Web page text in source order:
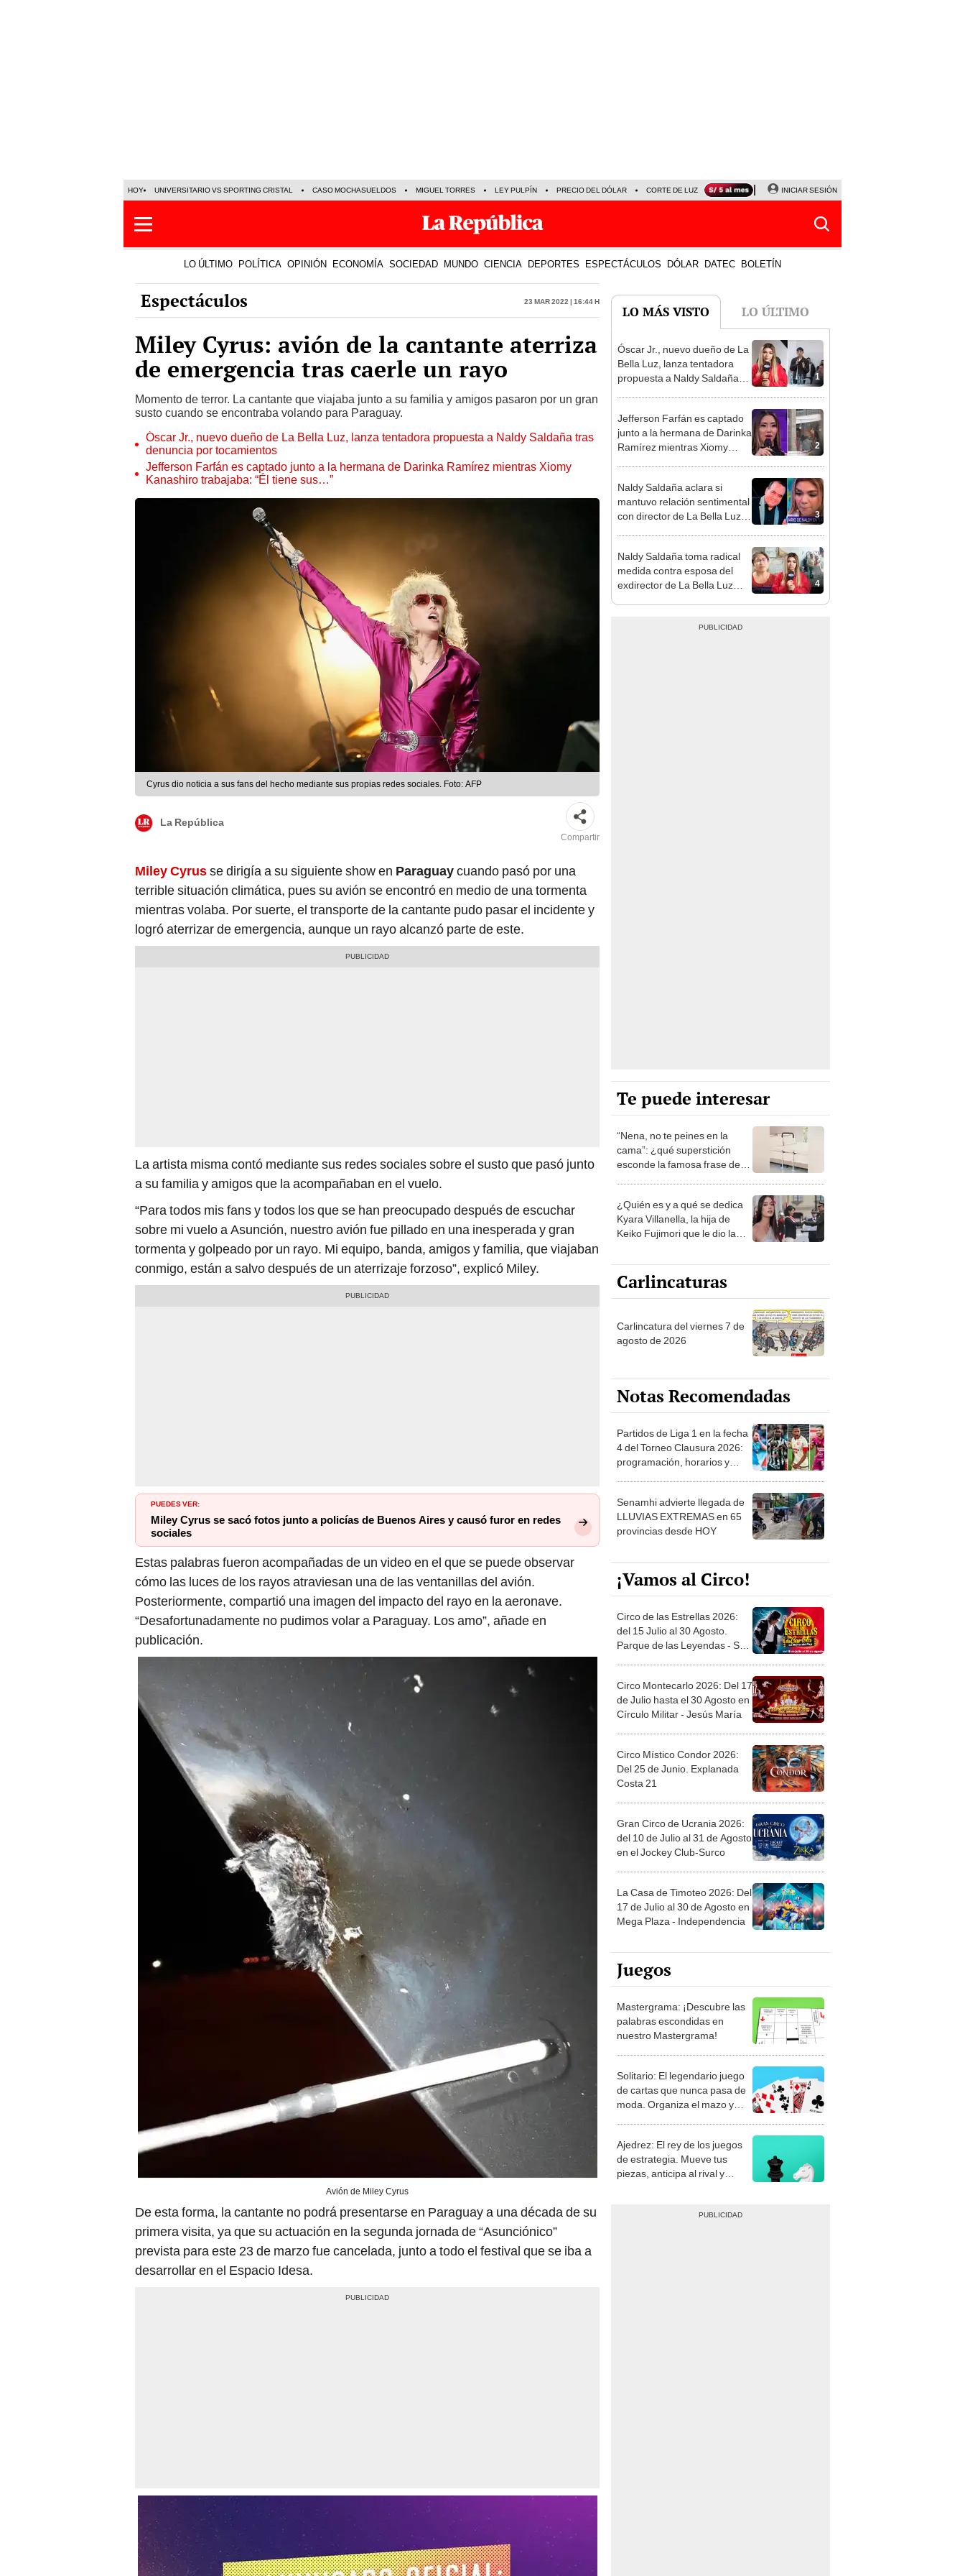
HOY UNIVERSITARIO VS SPORTING CRISTAL CASO MOCHASUELDOS MIGUEL TORRES LEY PULPÍN PRECIO DEL DÓLAR CORTE DE LUZ VIERNES 7 DE AGOSTO ALBERTO BENAVIDES
INICIAR SESIÓN
LO ÚLTIMO POLÍTICA OPINIÓN ECONOMÍA SOCIEDAD MUNDO CIENCIA DEPORTES ESPECTÁCULOS DÓLAR DATEC BOLETÍN
Espectáculos 23 Mar 2022 | 16:44 h
Miley Cyrus: avión de la cantante aterriza
de emergencia tras caerle un rayo
Momento de terror. La cantante que viajaba junto a su familia y amigos pasaron por un gran
susto cuando se encontraba volando para Paraguay.
Óscar Jr., nuevo dueño de La Bella Luz, lanza tentadora propuesta a Naldy Saldaña tras
denuncia por tocamientos
Jefferson Farfán es captado junto a la hermana de Darinka Ramírez mientras Xiomy
Kanashiro trabajaba: “Él tiene sus…”
Cyrus dio noticia a sus fans del hecho mediante sus propias redes sociales. Foto: AFP
La República
Compartir
Miley Cyrusse dirigía a su siguiente show en Paraguaycuando pasó por una
terrible situación climática, pues su avión se encontró en medio de una tormenta
mientras volaba. Por suerte, el transporte de la cantante pudo pasar el incidente y
logró aterrizar de emergencia, aunque un rayo alcanzó parte de este.
La artista misma contó mediante sus redes sociales sobre el susto que pasó junto
a su familia y amigos que la acompañaban en el vuelo.
“Para todos mis fans y todos los que se han preocupado después de escuchar
sobre mi vuelo a Asunción, nuestro avión fue pillado en una inesperada y gran
tormenta y golpeado por un rayo. Mi equipo, banda, amigos y familia, que viajaban
conmigo, están a salvo después de un aterrizaje forzoso”, explicó Miley.
PUEDES VER:
Miley Cyrus se sacó fotos junto a policías de Buenos Aires y causó furor en redes
sociales
Estas palabras fueron acompañadas de un video en el que se puede observar
cómo las luces de los rayos atraviesan una de las ventanillas del avión.
Posteriormente, compartió una imagen del impacto del rayo en la aeronave .
“Desafortunadamente no pudimos volar a Paraguay. Los amo”, añade en
publicación.
Avión de Miley Cyrus
De esta forma, la cantante no podrá presentarse en Paraguay a una década de su
primera visita, ya que su actuación en la segunda jornada de “Asunciónico”
prevista para este 23 de marzo fue cancelada, junto a todo el festival que se iba a
desarrollar en el Espacio Idesa.
LO MÁS VISTO LO ÚLTIMO
1
Óscar Jr., nuevo dueño de La
Bella Luz, lanza tentadora
propuesta a Naldy Saldaña
tipo de ley”
2
Jefferson Farfán es captado
junto a la hermana de Darinka
Ramírez mientras Xiomy
3
Naldy Saldaña aclara si
mantuvo relación sentimental
con director de La Bella Luz
bajo”
4
Naldy Saldaña toma radical
medida contra esposa del
exdirector de La Bella Luz
Te puede interesar
“Nena, no te peines en la
cama”: ¿qué superstición
esconde la famosa frase de
¿Quién es y a qué se dedica
Kyara Villanella, la hija de
Keiko Fujimori que le dio la
Carlincaturas
Carlincatura del viernes 7 de
agosto de 2026
Notas Recomendadas
Partidos de Liga 1 en la fecha
4 del Torneo Clausura 2026:
programación, horarios y
Senamhi advierte llegada de
LLUVIAS EXTREMAS en 65
provincias desde HOY
¡Vamos al Circo!
Circo de las Estrellas 2026:
del 15 Julio al 30 Agosto.
Parque de las Leyendas - San
Circo Montecarlo 2026: Del 17
de Julio hasta el 30 Agosto en
Círculo Militar - Jesús María
Circo Místico Condor 2026:
Del 25 de Junio. Explanada
Costa 21
Gran Circo de Ucrania 2026:
del 10 de Julio al 31 de Agosto
en el Jockey Club-Surco
La Casa de Timoteo 2026: Del
17 de Julio al 30 de Agosto en
Mega Plaza - Independencia
Juegos
Mastergrama: ¡Descubre las
palabras escondidas en
nuestro Mastergrama!
Solitario: El legendario juego
de cartas que nunca pasa de
moda. Organiza el mazo y
Ajedrez: El rey de los juegos
de estrategia. Mueve tus
piezas, anticipa al rival y